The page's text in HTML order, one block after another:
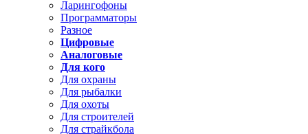
Ларингофоны
Программаторы
Разное
Цифровые
Аналоговые
Для кого
Для охраны
Для рыбалки
Для охоты
Для строителей
Для страйкбола